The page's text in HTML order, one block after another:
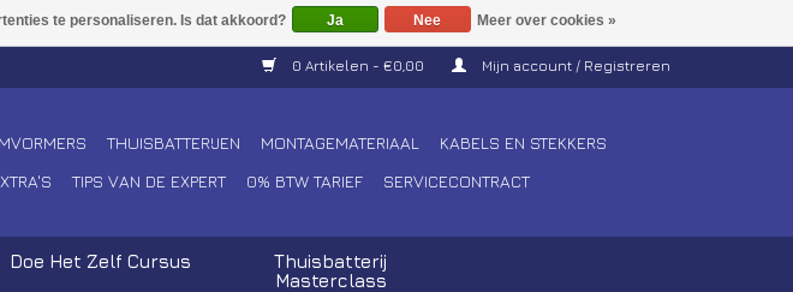
0 Artikelen - €0,00 Mijn account / Registreren
THUISBATTERIJEN MONTAGEMATERIAAL
KABELS EN STEKKERS
TIPS VAN DE EXPERT 0% BTW TARIEF SERVICECONTRACT
Doe Het Zelf Cursus
Thuisbatterij
Masterclass
Ja Nee Meer over cookies »